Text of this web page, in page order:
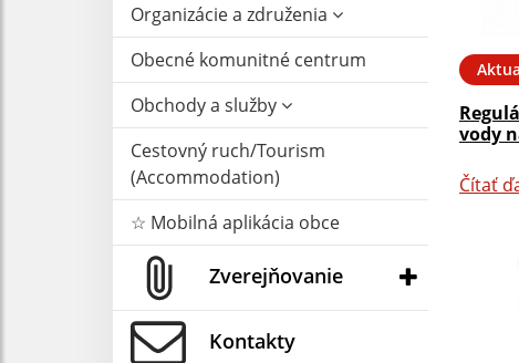
Organizácie a združenia
Obecné komunitné centrum
Obchody a služby
Cestovný ruch/Tourism
(Accommodation)
☆ Mobilná aplikácia obce
Zverejňovanie
Kontakty
vody
Čítať